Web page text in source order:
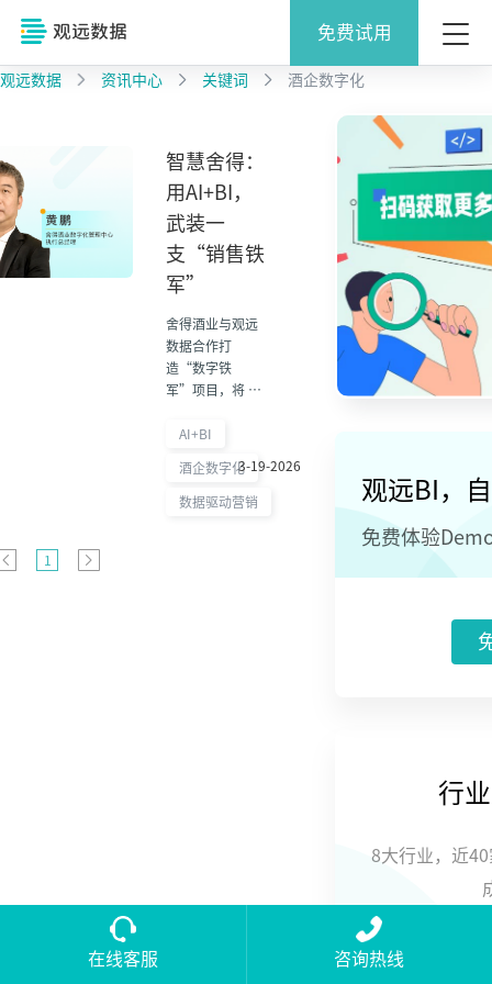
免费试用
观远数据 资讯中心 关键词 酒企数字化
智慧舍得：
用AI+BI，
武装一
支“销售铁
军”
舍得酒业与观远
数据合作打
造“数字铁
军”项目，将 BI
入营销一线，打
与经营数据，让
数据真正服务销
AI+BI
酒企数字化
数据驱动营销
3-19-2026
1
观远BI，
免费体验
行
8大行业，近
在线客服 咨询热线